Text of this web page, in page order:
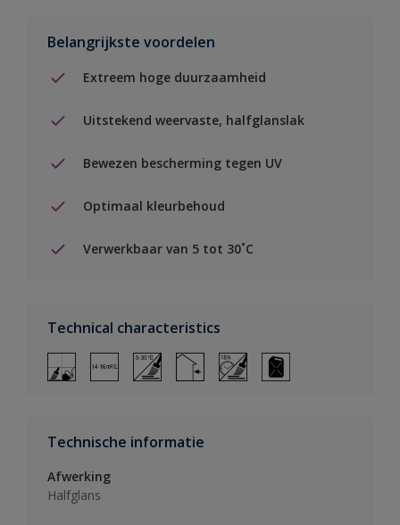
Belangrijkste voordelen
Extreem hoge duurzaamheid
Uitstekend weervaste, halfglanslak
Bewezen bescherming tegen UV
Optimaal kleurbehoud
Verwerkbaar van 5 tot 30˚C
Technical characteristics
Technische informatie
Afwerking
Halfglans